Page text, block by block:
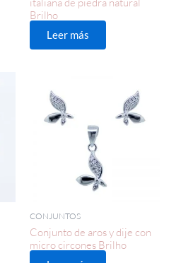
Brilho
Leer más
CONJUNTOS
Conjunto de aros y dije con
micro circones Brilho